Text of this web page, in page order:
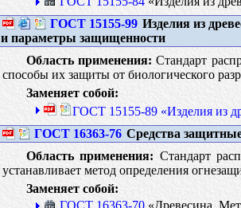
ГОСТ 15155-99 Изделия из
и параметры защищенности
Область применения: Стандарт
способы их защиты от биологического
Заменяет собой:
ГОСТ 15155-89 «Изделия из
ГОСТ 16363-76 Средства
Область применения: Стандарт
устанавливает метод определения
Заменяет собой:
ГОСТ 16363-70«Древесина.